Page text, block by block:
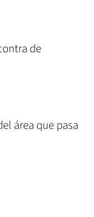
de
área que pasa